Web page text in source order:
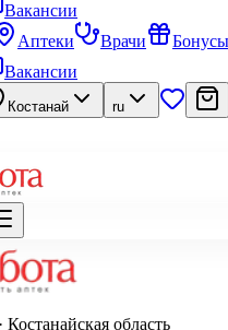
Вакансии
Аптеки Врачи Бонусы
Вакансии
Костанай ru
Костанайская область